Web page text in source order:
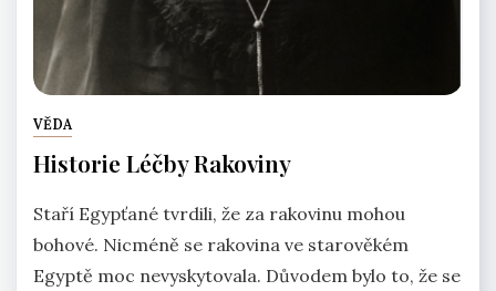
VĚDA
Historie Léčby Rakoviny
Staří Egypťané tvrdili, že za rakovinu mohou
bohové. Nicméně se rakovina ve starověkém
Egyptě moc nevyskytovala. Důvodem bylo to, že se